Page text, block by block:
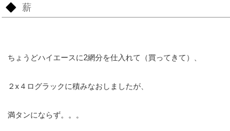
薪
ちょうどハイエースに2網分を仕入れて（買ってきて）、
２x４ログラックに積みなおしましたが、
満タンにならず。。。